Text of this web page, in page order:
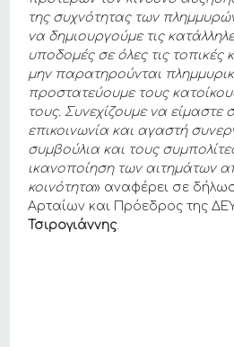
της συχνότητας των
να δημιουργούμε τις
υποδομές σε όλες τις τοπικές
μην παρατηρούνται
προστατεύουμε τους
τους. Συνεχίζουμε να είμαστε
επικοινωνία και αγαστή
συμβούλια και τους
ικανοποίηση των αιτημάτων
κοινότητα» αναφέρει σε
Αρταίων και Πρόεδρος της
Τσιρογιάννης.